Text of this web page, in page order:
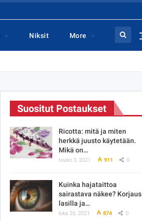
Niksit More
Suositut Postaukset
Ricotta: mitä ja miten
herkkä juusto käytetään.
Mikä on…
touko 3, 2021 911 0
Kuinka hajataittoa
sairastava näkee? Korjaus
lasilla ja…
loka 26, 2021 874 0